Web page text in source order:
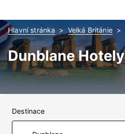
Hlavní stránka Velká Británie
Dunblane Hotely
Destinace